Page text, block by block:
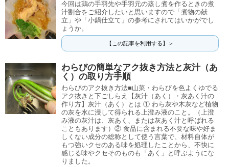
今回は鶏の手羽先や手羽元の蒸し煮を作るときの煮
汁割合をご紹介したいと思いますので「煮物の献
立」や「小鍋仕立て」の参考にされてはいかがでし
ょうか。
【この記事を利用する】＞
わらびの簡単なアク抜き方法と灰汁（あ
く）の取り方手順
わらびのアク抜き方法■山菜・わらびを色よくゆでる
アク抜きと下ごしらえ【灰汁（あく）・灰あく汁の
作り方】灰汁（あく）とは ① わら灰や木灰など植物
の灰を水に浸して得られる上澄み液のこと。（上澄
み液の灰汁は、灰あく、または灰あく汁と呼ばれる
こともあります）② 食品に含まれる不要な味や好ま
しくない成分の総称として使う言葉で、材料自体が
もつ強いクセのある味を処理したことから、不快に
感じる味やクセそのものも「あく」と呼ぶようにな
りました。